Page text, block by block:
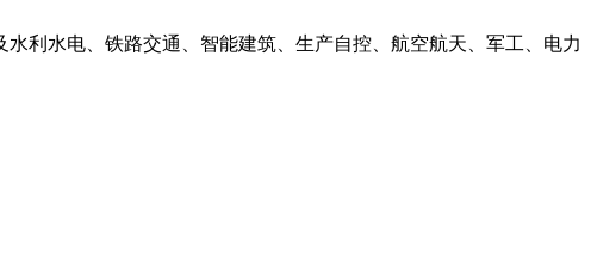
利水电、铁路交通、智能建筑、生产自控、航空航天、军工、电力